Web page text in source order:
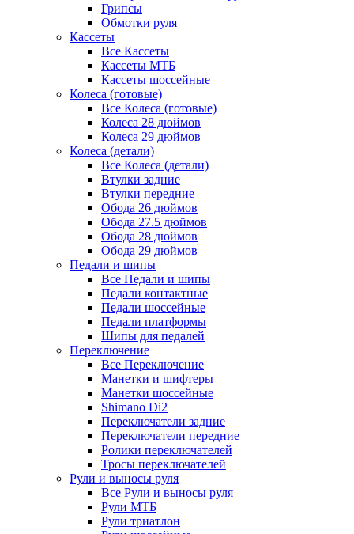
Грипсы
Обмотки руля
Кассеты
Все Кассеты
Кассеты МТБ
Кассеты шоссейные
Колеса (готовые)
Все Колеса (готовые)
Колеса 28 дюймов
Колеса 29 дюймов
Колеса (детали)
Все Колеса (детали)
Втулки задние
Втулки передние
Обода 26 дюймов
Обода 27.5 дюймов
Обода 28 дюймов
Обода 29 дюймов
Педали и шипы
Все Педали и шипы
Педали контактные
Педали шоссейные
Педали платформы
Шипы для педалей
Переключение
Все Переключение
Манетки и шифтеры
Манетки шоссейные
Shimano Di2
Переключатели задние
Переключатели передние
Ролики переключателей
Тросы переключателей
Рули и выносы руля
Все Рули и выносы руля
Рули МТБ
Рули триатлон